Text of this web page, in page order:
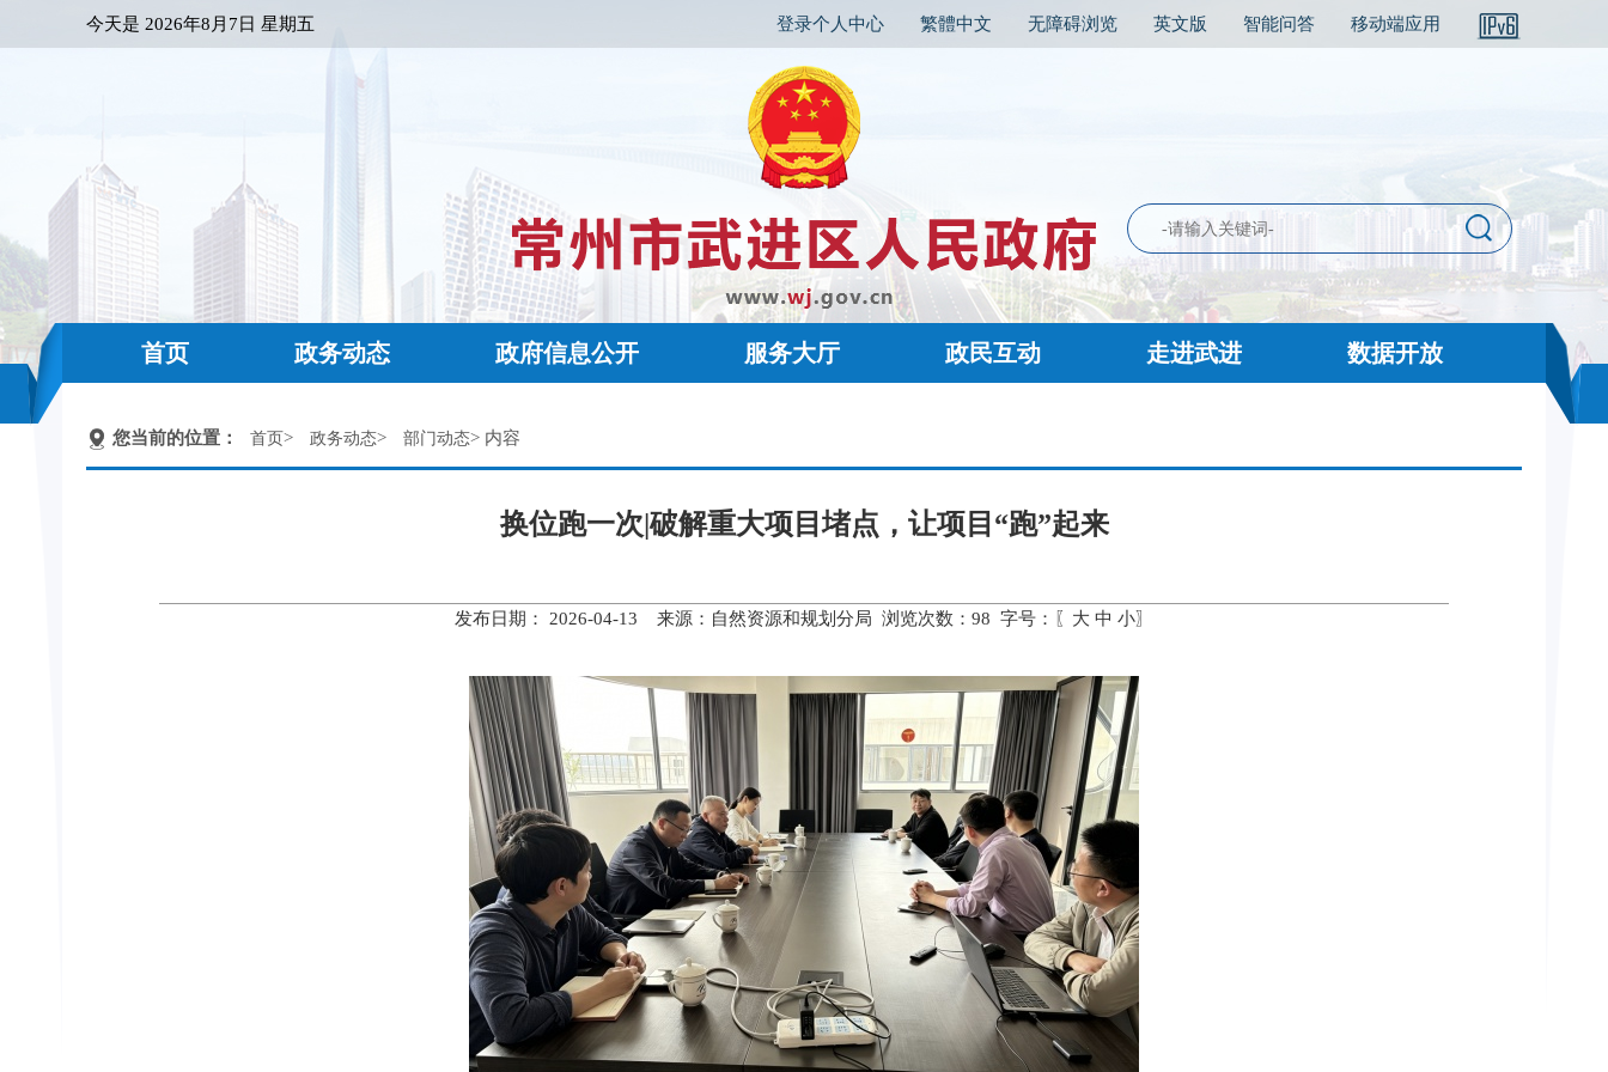
今天是 2026年8月7日 星期五 登录个人中心 繁體中文 无障碍浏览 英文版 智能问答 移动端应用
首页 政务动态 政府信息公开 服务大厅 政民互动 走进武进 数据开放
您当前的位置： 首页> 政务动态> 部门动态> 内容
换位跑一次|破解重大项目堵点，让项目“跑”起来
发布日期： 2026-04-13 来源：自然资源和规划分局 浏览次数： 98 字号：〖 大 中 小〗